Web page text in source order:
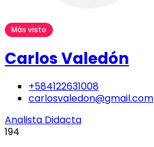
Más visto
Carlos Valedón
+584122631008
carlosvaledon@gmail.com
Analista Didacta
194